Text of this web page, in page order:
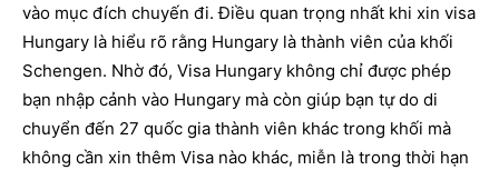
vào mục đích chuyến đi. Điều quan trọng nhất khi xin visa
Hungary là hiểu rõ rằng Hungary là thành viên của khối
Schengen. Nhờ đó, Visa Hungary không chỉ được phép
bạn nhập cảnh vào Hungary mà còn giúp bạn tự do di
chuyển đến 27 quốc gia thành viên khác trong khối mà
không cần xin thêm Visa nào khác, miễn là trong thời hạn